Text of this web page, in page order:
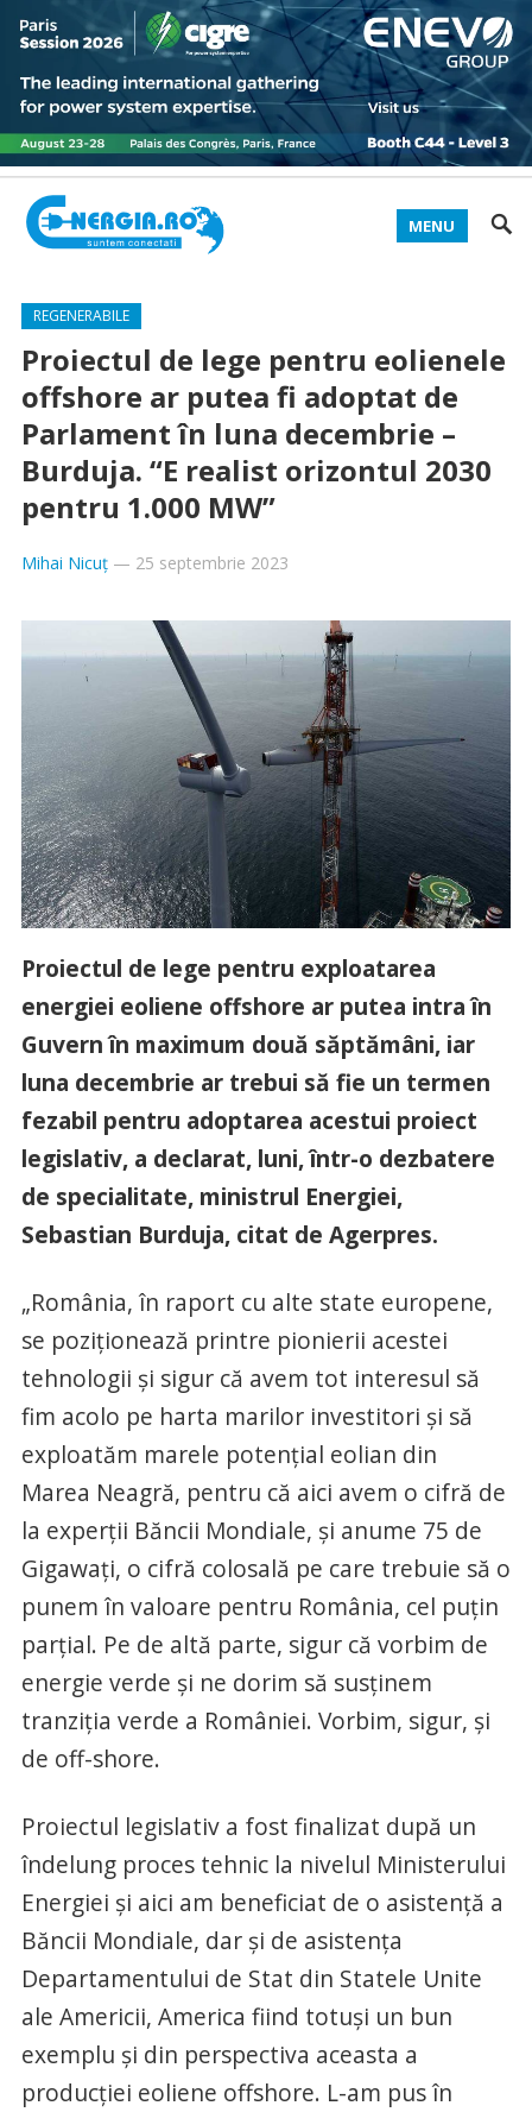
MENU
REGENERABILE
Proiectul de lege pentru eolienele
offshore ar putea fi adoptat de
Parlament în luna decembrie –
Burduja. “E realist orizontul 2030
pentru 1.000 MW”
Mihai Nicuț— 25 septembrie 2023
Proiectul de lege pentru exploatarea
energiei eoliene offshore ar putea intra în
Guvern în maximum două săptămâni, iar
luna decembrie ar trebui să fie un termen
fezabil pentru adoptarea acestui proiect
legislativ, a declarat, luni, într-o dezbatere
de specialitate, ministrul Energiei,
Sebastian Burduja, citat de Agerpres.
„România, în raport cu alte state europene,
se poziţionează printre pionierii acestei
tehnologii şi sigur că avem tot interesul să
fim acolo pe harta marilor investitori şi să
exploatăm marele potenţial eolian din
Marea Neagră, pentru că aici avem o cifră de
la experţii Băncii Mondiale, şi anume 75 de
Gigawaţi, o cifră colosală pe care trebuie să o
punem în valoare pentru România, cel puţin
parţial. Pe de altă parte, sigur că vorbim de
energie verde şi ne dorim să susţinem
tranziţia verde a României. Vorbim, sigur, şi
de off-shore.
Proiectul legislativ a fost finalizat după un
îndelung proces tehnic la nivelul Ministerului
Energiei şi aici am beneficiat de o asistenţă a
Băncii Mondiale, dar şi de asistenţa
Departamentului de Stat din Statele Unite
ale Americii, America fiind totuşi un bun
exemplu şi din perspectiva aceasta a
producţiei eoliene offshore. L-am pus în